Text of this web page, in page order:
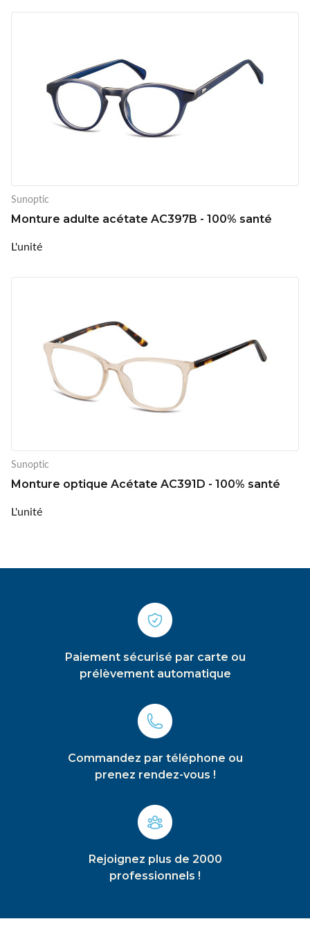
Sunoptic
Monture adulte acétate AC397B - 100% santé
L'unité
Sunoptic
Monture optique Acétate AC391D - 100% santé
L'unité
Paiement sécurisé par carte ou
prélèvement automatique
Commandez par téléphone ou
prenez rendez-vous !
Rejoignez plus de 2000
professionnels !